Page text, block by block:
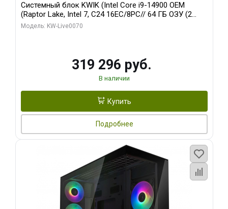
Системный блок KWIK (Intel Core i9-14900 OEM
(Raptor Lake, Intel 7, C24 16EC/8PC// 64 ГБ ОЗУ (2
модуля)/ Gigabyte RTX5080 XTREME WATERFORCE
Модель: KW-Live0070
319 296 руб.
В наличии
Купить
Подробнее